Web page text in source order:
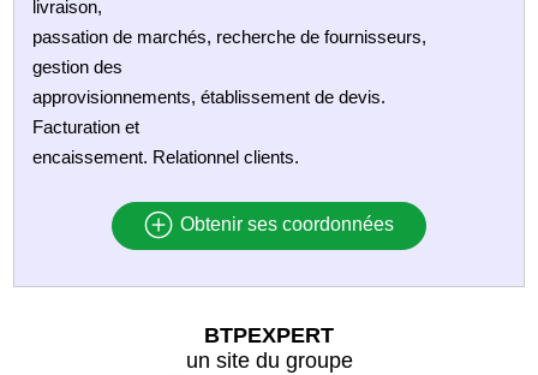
livraison,
passation de marchés, recherche de fournisseurs,
gestion des
approvisionnements, établissement de devis.
Facturation et
encaissement. Relationnel clients.
Obtenir ses coordonnées
BTPEXPERT
un site du groupe